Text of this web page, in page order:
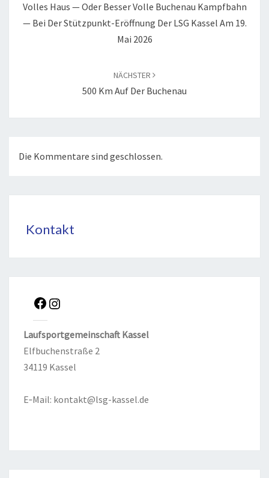
Vol­les Haus — Oder Bes­ser Vol­le Buchen­au Kampf­bahn
— Bei Der Stütz­punkt-Eröff­nung Der LSG Kas­sel Am 19.
Mai 2026
NÄCHSTER
500 Km Auf Der Buchenau
Die Kommentare sind geschlossen.
Kontakt
Lauf­sport­ge­mein­schaft Kas­sel
Elf­bu­chen­stra­ße 2
34119 Kas­sel
E‑Mail: kontakt@lsg-kassel.de